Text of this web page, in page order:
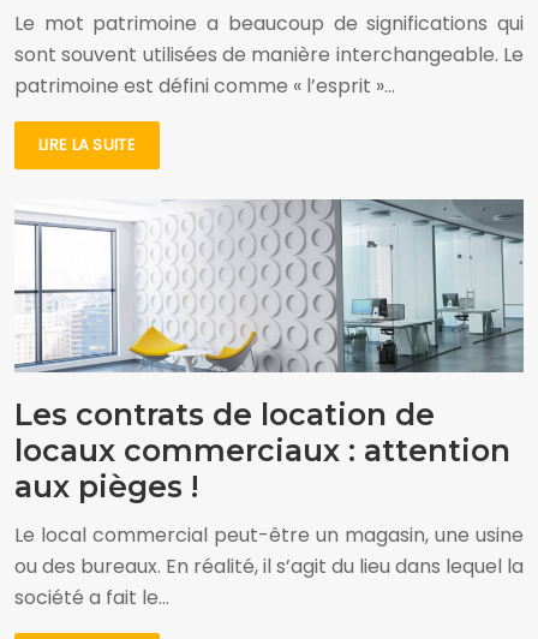
Le mot patrimoine a beaucoup de significations qui
sont souvent utilisées de manière interchangeable. Le
patrimoine est défini comme « l’esprit »…
LIRE LA SUITE
Les contrats de location de
locaux commerciaux : attention
aux pièges !
Le local commercial peut-être un magasin, une usine
ou des bureaux. En réalité, il s’agit du lieu dans lequel la
société a fait le…